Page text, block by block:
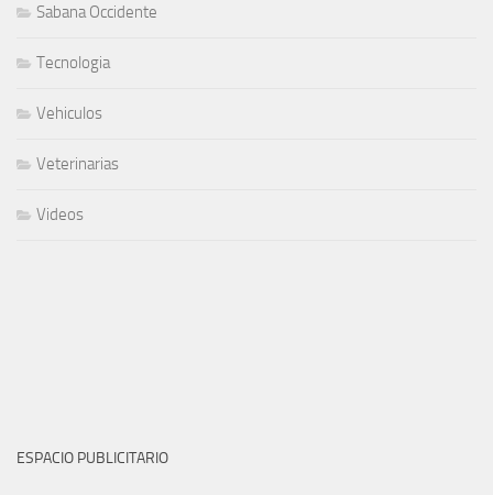
Sabana Occidente
Tecnologia
Vehiculos
Veterinarias
Videos
ESPACIO PUBLICITARIO